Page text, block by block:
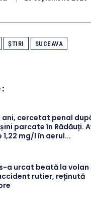
ȘTIRI SUCEAVA
ani, cercetat penal
parcate în Rădăuți.
mg/l în aerul...
a urcat beată la volan
rutier, reținută